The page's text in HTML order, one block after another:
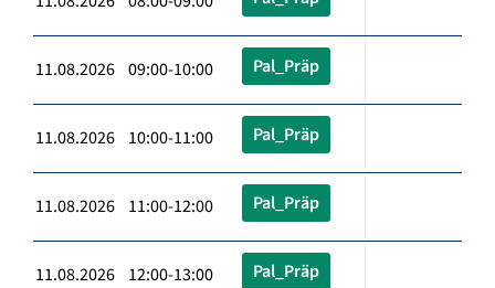
11.08.2026 09:00-10:00 Pal_Präp
11.08.2026 10:00-11:00 Pal_Präp
11.08.2026 11:00-12:00 Pal_Präp
11.08.2026 12:00-13:00 Pal_Präp